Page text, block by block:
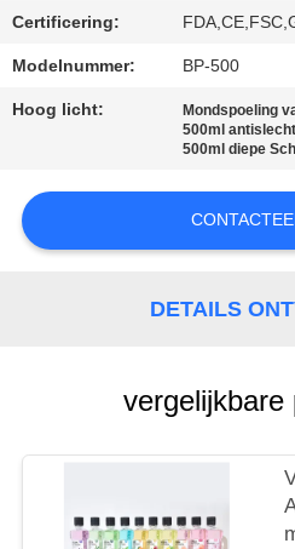
OM
EEN
CITAAT
PRIVACYBELEID
Certificering:
Modelnummer: BP-500
Hoog licht: Mondspoeling
500ml
500ml diepe
DETAILS
vergelijkbare